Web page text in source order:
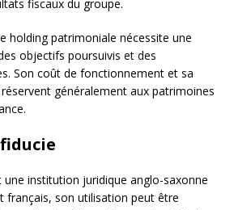
fiscaux du groupe.
holding patrimoniale nécessite une
objectifs poursuivis et des
Son coût de fonctionnement et sa
généralement aux patrimoines
une institution juridique anglo-saxonne
français, son utilisation peut être